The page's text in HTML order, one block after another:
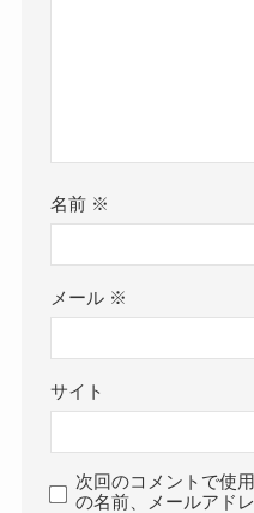
名前 ※
メール ※
サイト
次回のコメントで使
の名前、メールアド